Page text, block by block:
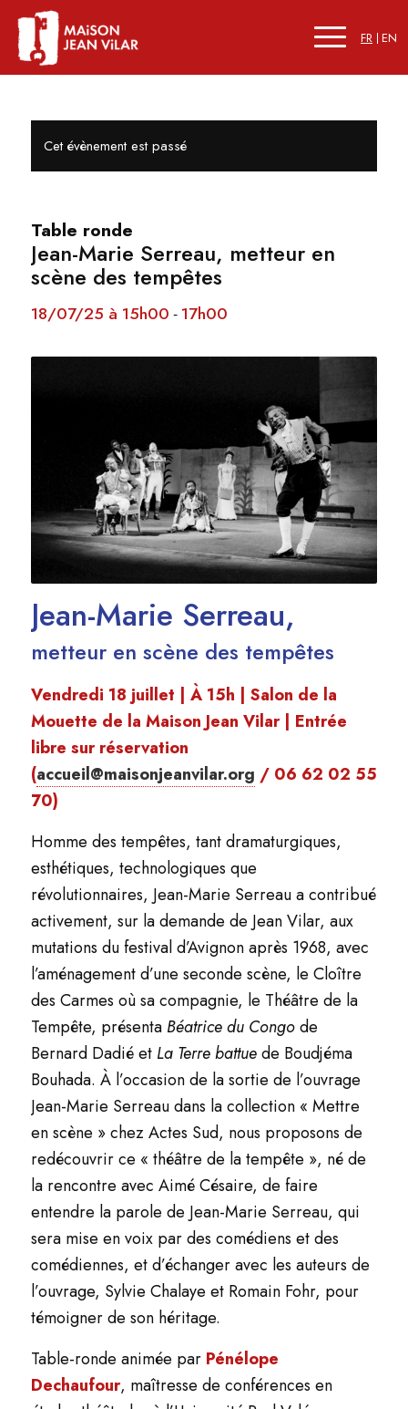
FR EN
Cet évènement est passé
Table ronde
Jean-Marie Serreau, metteur en
scène des tempêtes
18/07/25 à 15h00 - 17h00
Jean-Marie Serreau,
metteur en scène des tempêtes
Vendredi 18 juillet | À 15h | Salon de la
Mouette de la Maison Jean Vilar | Entrée
libre sur réservation
(accueil@maisonjeanvilar.org / 06 62 02 55
70)
Homme des tempêtes, tant dramaturgiques,
esthétiques, technologiques que
révolutionnaires, Jean-Marie Serreau a contribué
activement, sur la demande de Jean Vilar, aux
mutations du festival d’Avignon après 1968, avec
l’aménagement d’une seconde scène, le Cloître
des Carmes où sa compagnie, le Théâtre de la
Tempête, présenta Béatrice du Congode
Bernard Dadié et La Terre battuede Boudjéma
Bouhada. À l’occasion de la sortie de l’ouvrage
Jean-Marie Serreau dans la collection « Mettre
en scène » chez Actes Sud, nous proposons de
redécouvrir ce « théâtre de la tempête », né de
la rencontre avec Aimé Césaire, de faire
entendre la parole de Jean-Marie Serreau, qui
sera mise en voix par des comédiens et des
comédiennes, et d’échanger avec les auteurs de
l’ouvrage, Sylvie Chalaye et Romain Fohr, pour
témoigner de son héritage.
Table-ronde animée par Pénélope
Dechaufour, maîtresse de conférences en